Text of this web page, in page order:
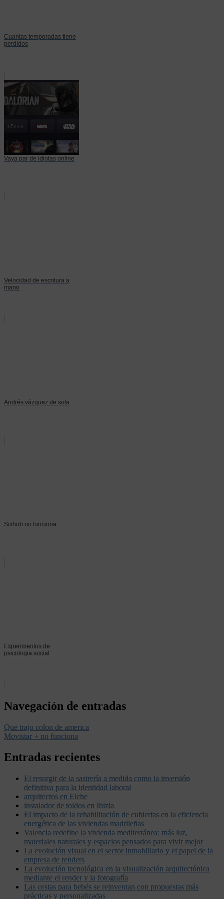
Cuantas temporadas tiene
perdidos
Vaya par de idiotas online
Velocidad de escritura a
mano
Andrés vázquez de sola
Scihub no funciona
Experimentos de
psicologia social
Navegación de entradas
Que trajo colon de america
Movistar + no funciona
Entradas recientes
El resurgir de la sastrería a medida como la inversión
definitiva para la identidad laboral
arquitectos en Elche
instalador de toldos en Ibizia
El impacto de la rehabilitación de cubiertas en la eficiencia
energética de las viviendas madrileñas
Valencia redefine la vivienda mediterránea: más luz,
materiales naturales y espacios pensados para vivir mejor
La evolución visual en el sector inmobiliario y el papel de la
empresa de renders
La evolución tecnológica en la visualización arquitectónica
mediante el render y la fotografía
Las cestas para bebés se reinventan con propuestas más
prácticas y personalizadas